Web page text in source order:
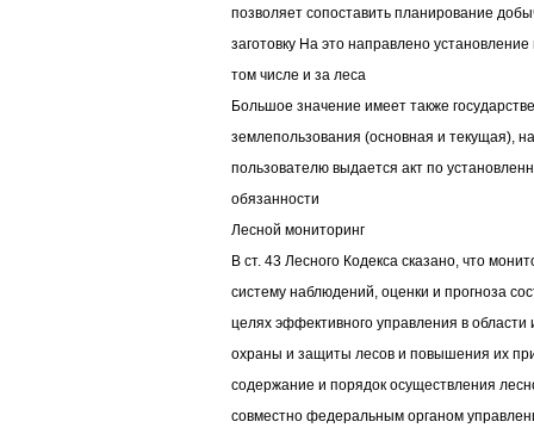
позволяет сопоставить планирование
заготовку На это направлено
том числе и за леса
Большое значение имеет также
землепользования (основная и текущая),
пользователю выдается акт по
обязанности
Лесной мониторинг
В ст. 43 Лесного Кодекса сказано, что
систему наблюдений, оценки и прогноза
целях эффективного управления в области
охраны и защиты лесов и повышения их
содержание и порядок осуществления
совместно федеральным органом